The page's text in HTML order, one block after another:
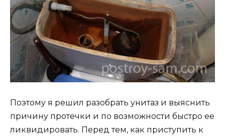
Поэтому я решил разобрать унитаз и выяснить
причину протечки и по возможности быстро ее
ликвидировать. Перед тем, как приступить к